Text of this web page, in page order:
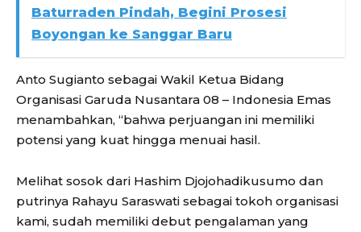
Baturraden Pindah, Begini Prosesi
Boyongan ke Sanggar Baru
Anto Sugianto sebagai Wakil Ketua Bidang
Organisasi Garuda Nusantara 08 – Indonesia Emas
menambahkan, “bahwa perjuangan ini memiliki
potensi yang kuat hingga menuai hasil.
Melihat sosok dari Hashim Djojohadikusumo dan
putrinya Rahayu Saraswati sebagai tokoh organisasi
kami, sudah memiliki debut pengalaman yang